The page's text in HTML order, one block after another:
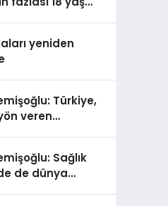
yeniden
Türkiye,
veren
Sağlık
de dünya